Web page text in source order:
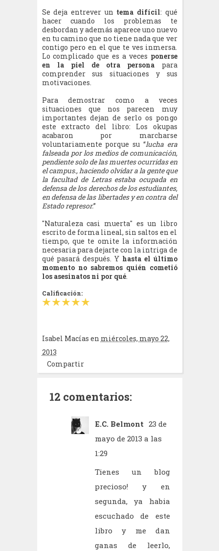
Se deja entrever un tema difícil: qué
hacer cuando los problemas te
desbordan y además aparece uno nuevo
en tu camino que no tiene nada que ver
contigo pero en el que te ves inmersa.
Lo complicado que es a veces ponerse
en la piel de otra persona para
comprender sus situaciones y sus
motivaciones.
Para demostrar como a veces
situaciones que nos parecen muy
importantes dejan de serlo os pongo
este extracto del libro: Los okupas
acabaron por marcharse
voluntariamente porque su “lucha era
falseada por los medios de comunicación,
pendiente solo de las muertes ocurridas en
el campus., haciendo olvidar a la gente que
la facultad de Letras estaba ocupada en
defensa de los derechos de los estudiantes,
en defensa de las libertades y en contra del
Estado represor.”
"Naturaleza casi muerta" es un libro
escrito de forma lineal, sin saltos en el
tiempo, que te omite la información
necesaria para dejarte con la intriga de
qué pasará después. Y hasta el último
momento no sabremos quién cometió
los asesinatos ni por qué.
Calificación:
Isabel Macías en miércoles, mayo 22,
2013
Compartir
12 comentarios:
E.C. Belmont 23 de
mayo de 2013 a las
1:29
Tienes un blog
precioso! y en
segunda, ya habia
escuchado de este
libro y me dan
ganas de leerlo,